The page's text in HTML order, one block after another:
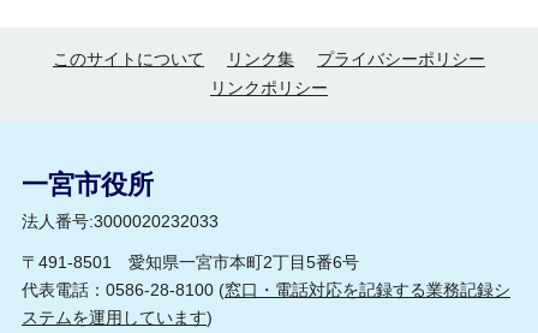
このサイトについて リンク集
プライバシーポリシー
リンクポリシー
一宮市役所
法人番号:3000020232033
〒491-8501 愛知県一宮市本町2丁目5番6号
代表電話：0586-28-8100 (窓口・電話対応を記録する業務記録シ
ステムを運用しています)